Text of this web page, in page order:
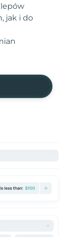
jak i do